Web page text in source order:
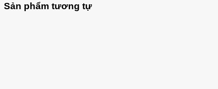
Sản phẩm tương tự